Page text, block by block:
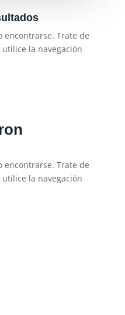
encontrarse. Trate de
la navegación
encontrarse. Trate de
la navegación